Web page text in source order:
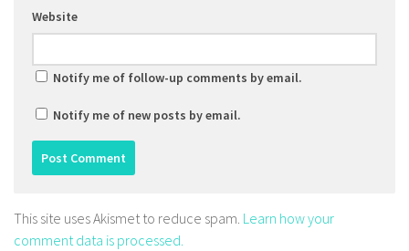
Website
Notify me of follow-up comments by email.
Notify me of new posts by email.
This site uses Akismet to reduce spam. Learn how your
comment data is processed.